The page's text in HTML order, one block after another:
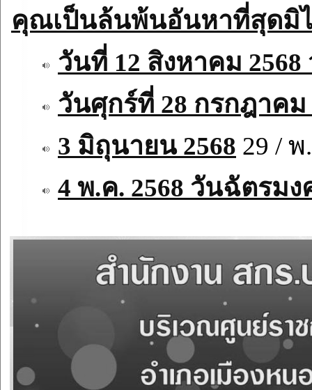
คุณเป็นล้นพ้นอันหาที่สุดมิ
วันที่ 12 สิงหาคม
วันศุกร์ที่ 28 กรกฎาคม
3 มิถุนายน 2568 29 / พ
4 พ.ค. 2568 วันฉัตรม